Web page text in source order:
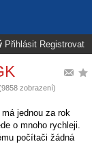
Přihlásit Registrovat
zobrazení)
jednou za rok
o mnoho rychleji.
počítači žádná